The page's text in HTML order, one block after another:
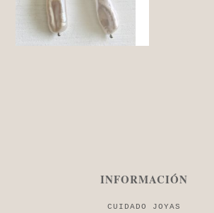
INFORMACIÓN
CUIDADO JOYAS